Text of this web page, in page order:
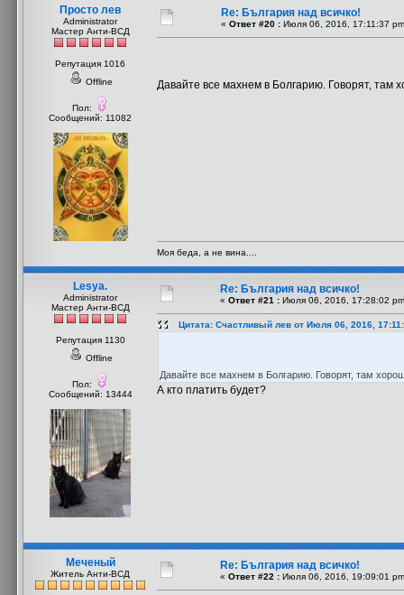
Просто лев
Administrator
Мастер Анти-ВСД
Репутация 1016
Offline
Пол:
Сообщений: 11082
Re: България над всичко!
« Ответ #20 : Июля 06, 2016, 17:11:37
Давайте все махнем в Болгарию. Говорят, там
Моя беда, а не вина....
Lesya.
Administrator
Мастер Анти-ВСД
Репутация 1130
Offline
Пол:
Сообщений: 13444
Re: България над всичко!
« Ответ #21 : Июля 06, 2016, 17:28:02
Цитата: Счастливый лев от Июля 06, 2016,
Давайте все махнем в Болгарию. Говорят, там
А кто платить будет?
Меченый
Житель Анти-ВСД
Re: България над всичко!
« Ответ #22 : Июля 06, 2016, 19:09:01